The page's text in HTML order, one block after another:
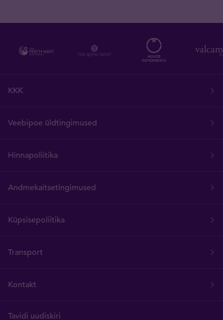
KKK
Veebipoe üldtingimused
Hinnapoliitika
Andmekaitsetingimused
Küpsisepoliitika
Transport
Kontakt
Tavidi uudiskiri